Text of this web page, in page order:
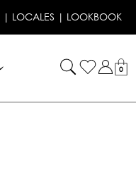
| LOCALES | LOOKBOOK
0